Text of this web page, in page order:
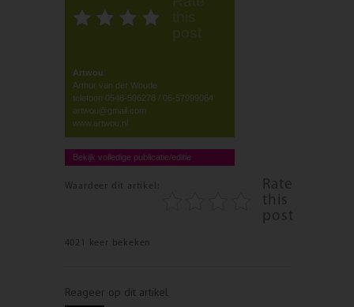
Artwou
Arthur van der Woude
telefoon 0548-596278 / 06-57999064
artwou@gmail.com
www.artwou.nl
Bekijk volledige publicatie/editie
Waardeer dit artikel:
Rate
this
post
4021 keer bekeken
Reageer op dit artikel